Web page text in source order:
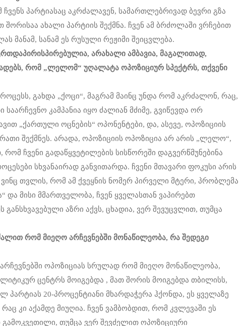
პარტიასაც აკრძალავენ, სამართლებრივად ბევრი გზა
შორისაა ახალი პარტიის შექმნა. ჩვენ ამ ბრძოლაში ვრჩებით
მანამ, სანამ ეს რუსული რეჟიმი შეიცვლება.
, არახალი ამბავია, მაგალითად,
, რომ „ლელომ“ უღალატა ოპოზიციურ სპექტრს, თქვენი
გახდა „ქოცი“, მაგრამ მაინც უნდა რომ აკრძალონ, რაც,
საარჩევნო კამპანია იყო ძალიან მძიმე, გვიწევდა ორ
„ქართული ოცნების“ ოპონენტები, და, ასევე, ოპოზიციის
შექმნეს. არადა, ოპოზიციის ოპოზიცია არ არის „ლელო“,
რომ ჩვენი გადაწყვეტილების სისწორეში დაგვერწმუნებინა
სხვანაირად განვითარდა. ჩვენი მთავარი ფოკუსი არის
თვლის, რომ ამ ქვეყნის ნომერ პირველი მტერი, პრობლემა
და მისი მმართველობა, ჩვენ ყველასთან ვაპირებთ
განსხვავებული აზრი აქვს, ცხადია, ვერ შევუცვლით, თუმცა
რომ მიეღო არჩევნებში მონაწილეობა, რა შედეგი
ოპოზიციას სრულად რომ მიეღო მონაწილეობა,
ცენტრს მოიგებდა , მათ შორის მოიგებდა თბილისს,
პარტიას 20-პროცენტიანი მხარდაჭერა ჰქონდა, ეს ყველაზე
კი აქამდე მიუღია. ჩვენ ვამბობდით, რომ კვლევაში ეს
თუმცა ვერ შევძელით ოპოზიციური